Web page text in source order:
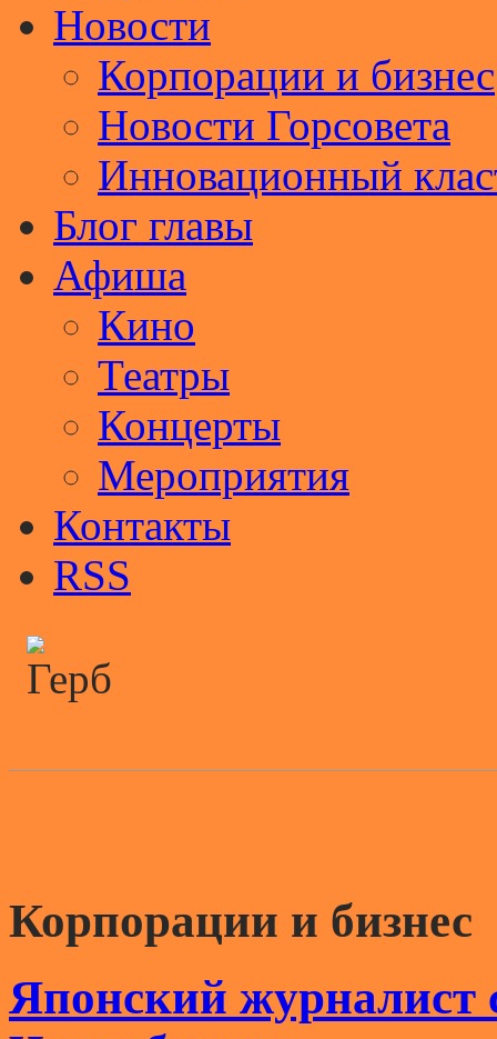
Новости
Корпорации и бизнес
Новости Горсовета
Инновационный
Блог главы
Афиша
Кино
Театры
Концерты
Мероприятия
Контакты
RSS
Корпорации и бизнес
Японский журналист